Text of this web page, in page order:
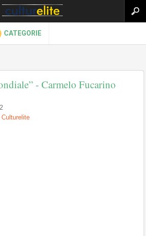
CATEGORIE
- Carmelo Fucarino
Culturelite